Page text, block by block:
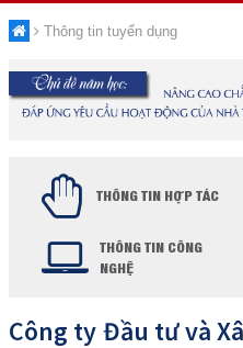
Thông tin tuyển dụng
THÔNG TIN HỢP TÁC
THÔNG TIN CÔNG
NGHỆ
Công ty Đầu tư và